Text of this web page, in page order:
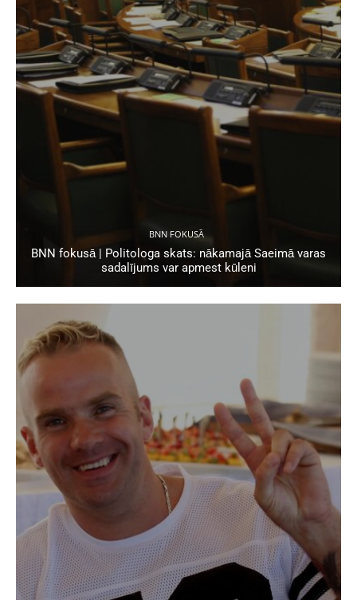
BNN FOKUSĀ
BNN fokusā | Politologa skats: nākamajā Saeimā varas
sadalījums var apmest kūleni